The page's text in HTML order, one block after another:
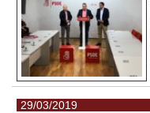
29/03/2019